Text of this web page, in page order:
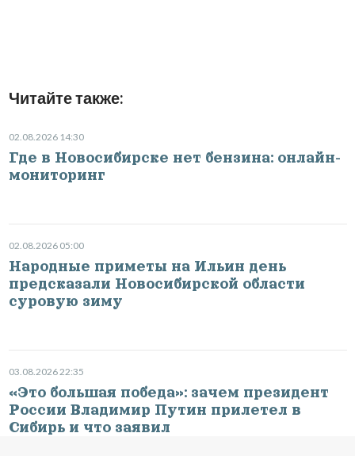
Читайте также:
02.08.2026 14:30
Где в Новосибирске нет бензина: онлайн-
мониторинг
02.08.2026 05:00
Народные приметы на Ильин день
предсказали Новосибирской области
суровую зиму
03.08.2026 22:35
«Это большая победа»: зачем президент
России Владимир Путин прилетел в
Сибирь и что заявил